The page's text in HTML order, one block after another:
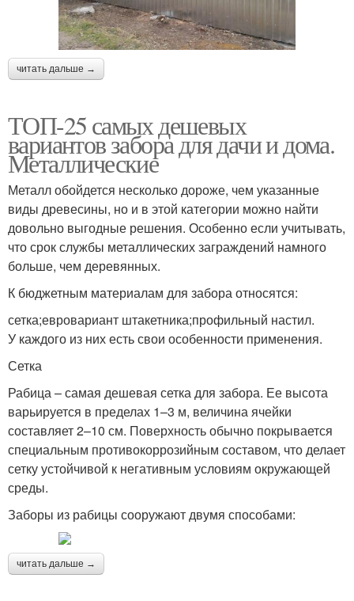
читать дальше →
ТОП-25 самых дешевых
вариантов забора для дачи и дома.
Металлические
Металл обойдется несколько дороже, чем указанные
виды древесины, но и в этой категории можно найти
довольно выгодные решения. Особенно если учитывать,
что срок службы металлических заграждений намного
больше, чем деревянных.
К бюджетным материалам для забора относятся:
сетка;евровариант штакетника;профильный настил.
У каждого из них есть свои особенности применения.
Сетка
Рабица – самая дешевая сетка для забора. Ее высота
варьируется в пределах 1–3 м, величина ячейки
составляет 2–10 см. Поверхность обычно покрывается
специальным противокоррозийным составом, что делает
сетку устойчивой к негативным условиям окружающей
среды.
Заборы из рабицы сооружают двумя способами:
читать дальше →